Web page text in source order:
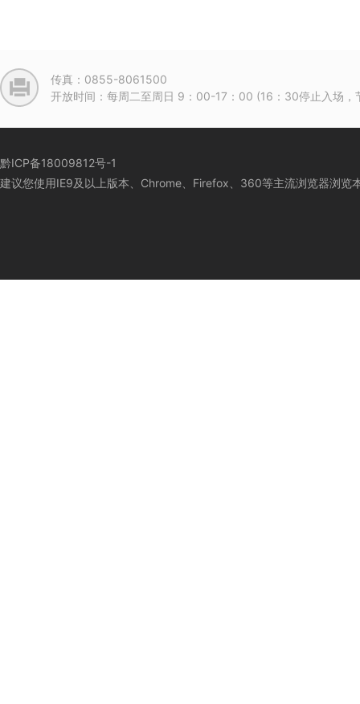
传真：0855-8061500
开放时间：每周二至周日 9：00-17：00 (16：30停止入场
黔ICP备18009812号-1
建议您使用IE9及以上版本、Chrome、Firefox、360等主流浏览器浏览